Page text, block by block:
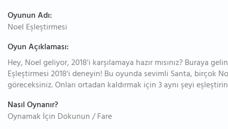
Oyunun Adı:
Noel Eşleştirmesi
Oyun Açıklaması:
Hey, Noel geliyor, 2018'i karşılamaya hazır mısınız? Buraya
Eşleştirmesi 2018'i deneyin! Bu oyunda sevimli Santa, birçok
göreceksiniz. Onları ortadan kaldırmak için 3 aynı şeyi
Nasıl Oynanır?
Oynamak İçin Dokunun / Fare